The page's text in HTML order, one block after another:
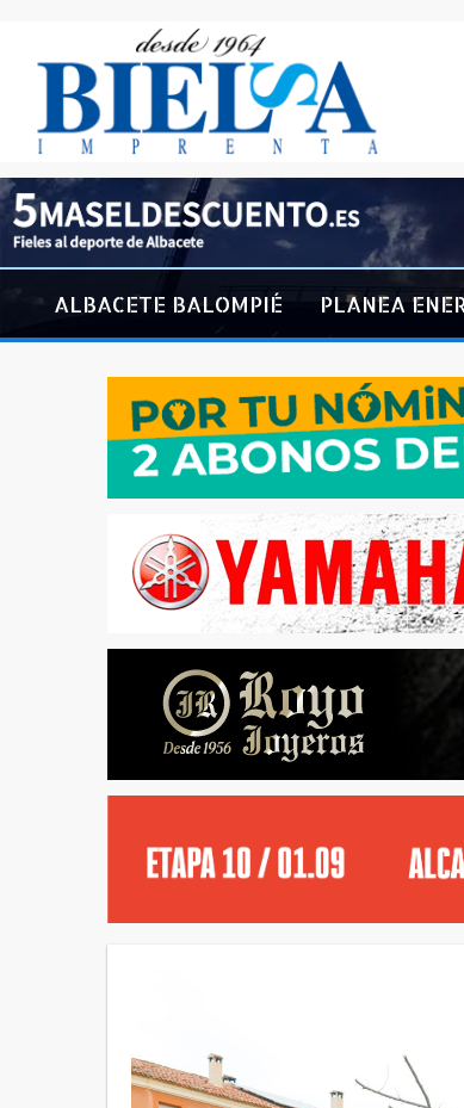
ALBACETE BALOMPIÉ PLANEA